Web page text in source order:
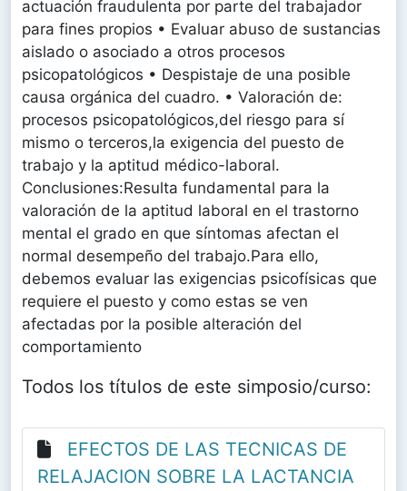
actuación fraudulenta por parte del trabajador
para fines propios • Evaluar abuso de sustancias
aislado o asociado a otros procesos
psicopatológicos • Despistaje de una posible
causa orgánica del cuadro. • Valoración de:
procesos psicopatológicos,del riesgo para sí
mismo o terceros,la exigencia del puesto de
trabajo y la aptitud médico-laboral.
Conclusiones:Resulta fundamental para la
valoración de la aptitud laboral en el trastorno
mental el grado en que síntomas afectan el
normal desempeño del trabajo.Para ello,
debemos evaluar las exigencias psicofísicas que
requiere el puesto y como estas se ven
afectadas por la posible alteración del
comportamiento
Todos los títulos de este simposio/curso:
EFECTOS DE LAS TECNICAS DE
RELAJACION SOBRE LA LACTANCIA